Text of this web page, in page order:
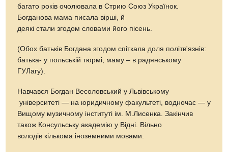
багато років очолювала в Стрию Союз Українок.
Богданова мама писала вірші, й
деякі стали згодом словами його пісень.
(Обох батьків Богдана згодом спіткала доля політв'язнів:
батька- у польській тюрмі, маму – в радянському
ГУЛагу).
Навчався Богдан Весоловський у Львівському
університеті — на юридичному факультеті, водночас — у
Вищому музичному інституті ім. М.Лисенка. Закінчив
також Консульську академію у Відні. Вільно
володів кількома іноземними мовами.